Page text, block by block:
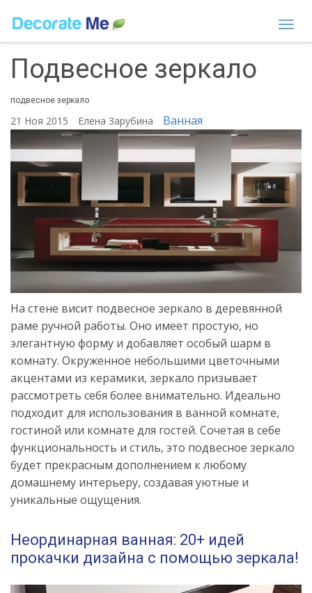
Подвесное зеркало
подвесное зеркало
21 Ноя 2015 Елена Зарубина Ванная
На стене висит подвесное зеркало в деревянной
раме ручной работы. Оно имеет простую, но
элегантную форму и добавляет особый шарм в
комнату. Окруженное небольшими цветочными
акцентами из керамики, зеркало призывает
рассмотреть себя более внимательно. Идеально
подходит для использования в ванной комнате,
гостиной или комнате для гостей. Сочетая в себе
функциональность и стиль, это подвесное зеркало
будет прекрасным дополнением к любому
домашнему интерьеру, создавая уютные и
уникальные ощущения.
Неординарная ванная: 20+ идей
прокачки дизайна с помощью зеркала!